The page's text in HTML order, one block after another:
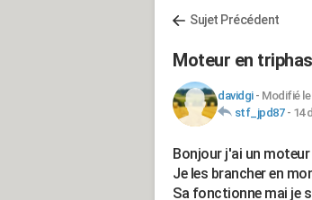
Sujet Précédent
Moteur en
davidgi- Modifié le
stf_jpd87- 14
Bonjour j'ai un
Je les brancher en
Sa fonctionne mai je